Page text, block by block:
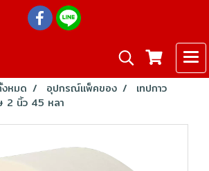
หมด อุปกรณ์แพ็คของ
เทปกาว
2 นิ้ว 45 หลา